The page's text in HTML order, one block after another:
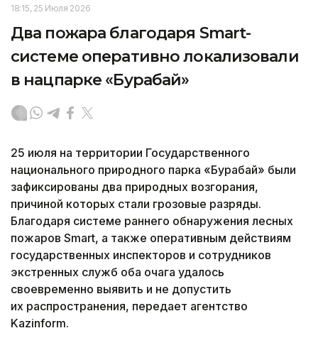
18:15, 25 Июля 2026
Два пожара благодаря Smart-
системе оперативно локализовали
в нацпарке «Бурабай»
25 июля на территории Государственного
национального природного парка «Бурабай» были
зафиксированы два природных возгорания,
причиной которых стали грозовые разряды.
Благодаря системе раннего обнаружения лесных
пожаров Smart, а также оперативным действиям
государственных инспекторов и сотрудников
экстренных служб оба очага удалось
своевременно выявить и не допустить
их распространения, передает агентство
Kazinform.